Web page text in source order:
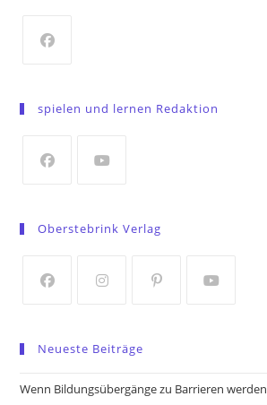
a
tab
spielen und lernen Redaktion
a
tab
tab
Oberstebrink Verlag
a
new
new
a
new
new
Neueste Beiträge
Wenn Bildungsübergänge zu Barrieren werden